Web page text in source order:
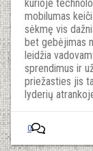
kurioje
mobilumas
sėkmę vis
bet gebėjimas
leidžia
sprendimus ir
priežasties jis
lyderių
0